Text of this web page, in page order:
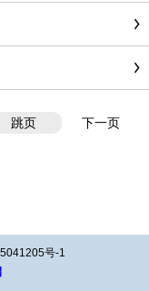
跳页 下一页
号-1